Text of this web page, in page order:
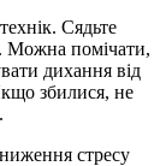
Сядьте
Можна помічати,
дихання від
збилися, не
стресу